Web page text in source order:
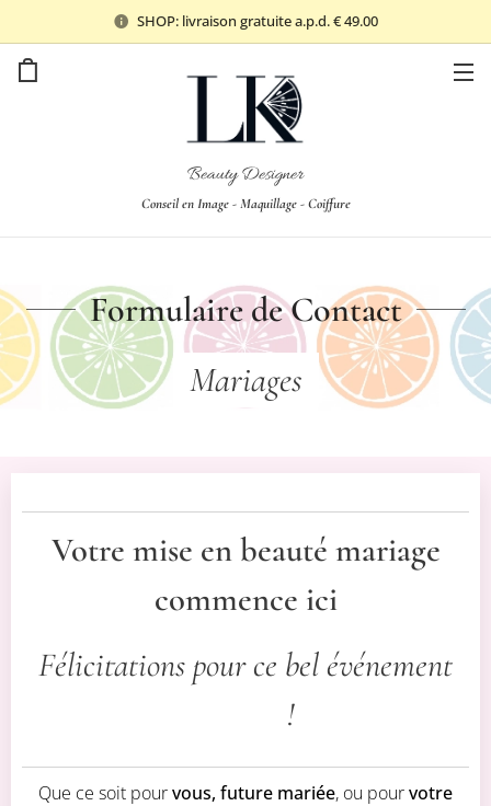
SHOP: livraison gratuite a.p.d. € 49.00
Beauty Designer
Conseil en Image - Maquillage - Coiffure
Formulaire de Contact
Mariages
Votre mise en beauté mariage
commence ici
Félicitations pour ce bel événement
💍✨ !
Que ce soit pourvous, future mariée, ou pourvotre